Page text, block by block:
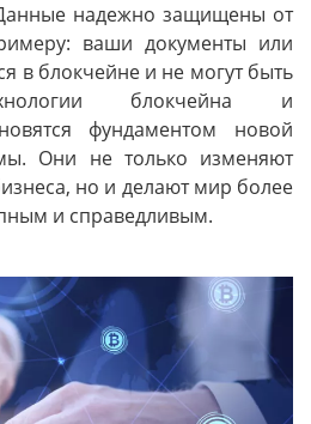
надежно защищены от
ваши документы или
в блокчейне и не могут быть
блокчейна и
фундаментом новой
Они не только изменяют
но и делают мир более
и справедливым.